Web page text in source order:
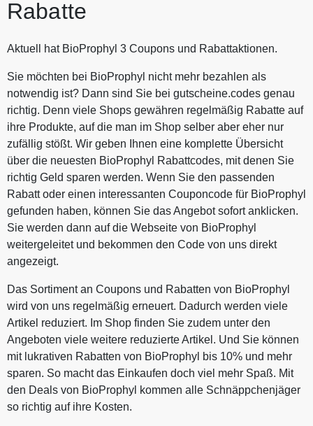
Rabatte
Aktuell hat BioProphyl 3 Coupons und Rabattaktionen.
Sie möchten bei BioProphyl nicht mehr bezahlen als
notwendig ist? Dann sind Sie bei gutscheine.codes genau
richtig. Denn viele Shops gewähren regelmäßig Rabatte auf
ihre Produkte, auf die man im Shop selber aber eher nur
zufällig stößt. Wir geben Ihnen eine komplette Übersicht
über die neuesten BioProphyl Rabattcodes, mit denen Sie
richtig Geld sparen werden. Wenn Sie den passenden
Rabatt oder einen interessanten Couponcode für BioProphyl
gefunden haben, können Sie das Angebot sofort anklicken.
Sie werden dann auf die Webseite von BioProphyl
weitergeleitet und bekommen den Code von uns direkt
angezeigt.
Das Sortiment an Coupons und Rabatten von BioProphyl
wird von uns regelmäßig erneuert. Dadurch werden viele
Artikel reduziert. Im Shop finden Sie zudem unter den
Angeboten viele weitere reduzierte Artikel. Und Sie können
mit lukrativen Rabatten von BioProphyl bis 10% und mehr
sparen. So macht das Einkaufen doch viel mehr Spaß. Mit
den Deals von BioProphyl kommen alle Schnäppchenjäger
so richtig auf ihre Kosten.